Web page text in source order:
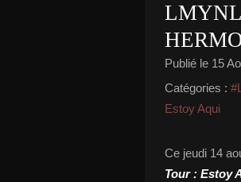
Publié le 15
Catégories :
Estoy Aqui
Ce jeudi 14
Tour : Estoy